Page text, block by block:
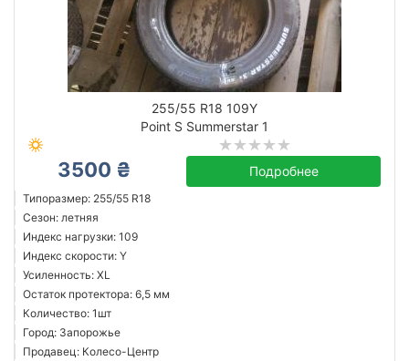
255/55 R18 109Y
Point S Summerstar 1
3500 ₴ Подробнее
Типоразмер: 255/55 R18
Сезон: летняя
Индекс нагрузки: 109
Индекс скорости: Y
Усиленность: XL
Остаток протектора: 6,5 мм
Количество: 1шт
Город: Запорожье
Продавец: Колесо-Центр
Сбросить Подобрать